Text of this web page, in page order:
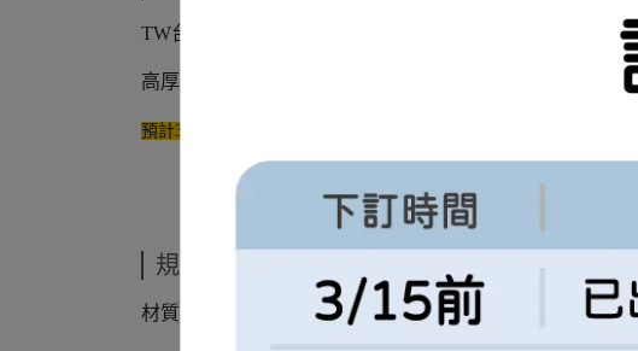
TW台日黃潮棒球衣
高厚斜網眼透氣棒球衣，胸前刺繡，側邊＆袖口線條配色
預計3/2起陸續出貨
規格說明
材質： 100% 聚酯纖維